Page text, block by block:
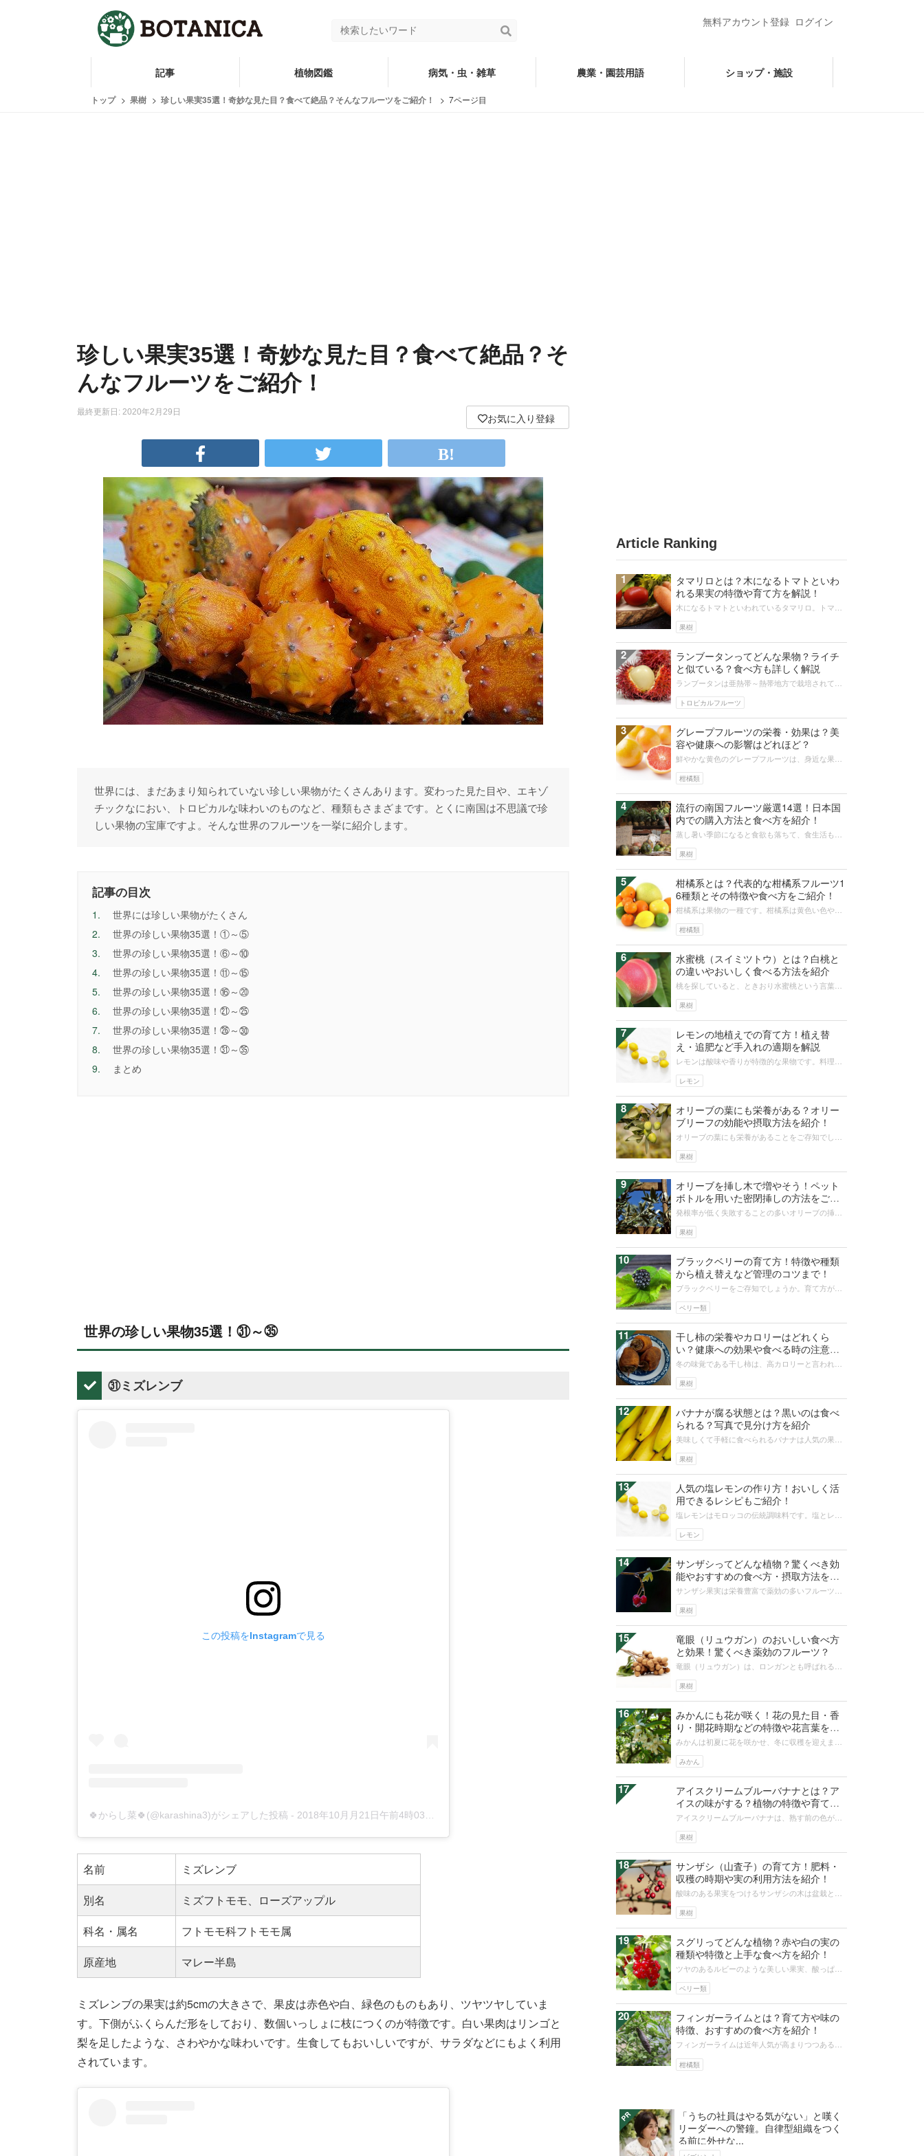
無料アカウント登録 ログイン
記事 植物図鑑 病気・虫・雑草 農業・園芸用語 ショップ・施設
トップ 果樹 珍しい果実35選！奇妙な見た目？食べて絶品？そんなフルーツをご紹介！ 7ページ目
珍しい果実35選！奇妙な見た目？食べて絶品？そ
んなフルーツをご紹介！
最終更新日: 2020年2月29日
お気に入り登録
世界には、まだあまり知られていない珍しい果物がたくさんあります。変わった見た目や、エキゾ
チックなにおい、トロピカルな味わいのものなど、種類もさまざまです。とくに南国は不思議で珍
しい果物の宝庫ですよ。そんな世界のフルーツを一挙に紹介します。
記事の目次
1.
世界には珍しい果物がたくさん
2.
世界の珍しい果物35選！①～⑤
3.
世界の珍しい果物35選！⑥～⑩
4.
世界の珍しい果物35選！⑪～⑮
5.
世界の珍しい果物35選！⑯～⑳
6.
世界の珍しい果物35選！㉑～㉕
7.
世界の珍しい果物35選！㉖～㉚
8.
世界の珍しい果物35選！㉛～㉟
9.
まとめ
世界の珍しい果物35選！㉛～㉟
㉛ミズレンブ
この投稿をInstagramで見る
🍀からし菜🍀(@karashina3)がシェアした投稿 - 2018年10月月21日午前4時03分PDT
名前
ミズレンブ
別名
ミズフトモモ、ローズアップル
科名・属名
フトモモ科フトモモ属
原産地
マレー半島
ミズレンブの果実は約5cmの大きさで、果皮は赤色や白、緑色のものもあり、ツヤツヤしていま
す。下側がふくらんだ形をしており、数個いっしょに枝につくのが特徴です。白い果肉はリンゴと
梨を足したような、さわやかな味わいです。生食してもおいしいですが、サラダなどにもよく利用
されています。
Article Ranking
1
果樹
タマリロとは？木になるトマトといわ
れる果実の特徴や育て方を解説！
木になるトマトといわれているタマリロ。トマト
議な果実、タマリロの特徴や食べ方を...
2
トロピカルフルーツ
ランブータンってどんな果物？ライチ
と似ている？食べ方も詳しく解説
ランブータンは亜熱帯～熱帯地方で栽培されてい
れられないかもしれません。ランブー...
3
柑橘類
グレープフルーツの栄養・効果は？美
容や健康への影響はどれほど？
鮮やかな黄色のグレープフルーツは、身近な果物
が含まれており、グレープフルーツも...
4
果樹
流行の南国フルーツ厳選14選！日本国
内での購入方法と食べ方を紹介！
蒸し暑い季節になると食欲も落ちて、食生活も乱
南国フルーツです。SNS映えな珍し...
5
柑橘類
柑橘系とは？代表的な柑橘系フルーツ1
6種類とその特徴や食べ方をご紹介！
柑橘系は果物の一種です。柑橘系は黄色い色やオ
ざまです。今回の記事では、16種類...
6
果樹
水蜜桃（スイミツトウ）とは？白桃と
の違いやおいしく食べる方法を紹介
桃を探していると、ときおり水蜜桃という言葉を
種や白桃との違いが気になる方も多い...
7
レモン
レモンの地植えでの育て方！植え替
え・追肥など手入れの適期を解説
レモンは酸味や香りが特徴的な果物です。料理や
は難しくありません。家庭菜園で育て...
8
果樹
オリーブの葉にも栄養がある？オリー
ブリーフの効能や摂取方法を紹介！
オリーブの葉にも栄養があることをご存知でしょ
た成分が多く含まれ、さまざまな効能...
9
果樹
オリーブを挿し木で増やそう！ペット
ボトルを用いた密閉挿しの方法をご紹
介！
発根率が低く失敗することの多いオリーブの挿し
簡単に出来る密閉挿しのやり方につい...
10
ベリー類
ブラックベリーの育て方！特徴や種類
から植え替えなど管理のコツまで！
ブラックベリーをご存知でしょうか。育て方が簡
人気上昇中の果実です。今回はブラッ...
11
果樹
干し柿の栄養やカロリーはどれくら
い？健康への効果や食べる時の注意点
をご紹介！
冬の味覚である干し柿は、高カロリーと言われま
にいい食べ物です。しかし実際のとこ...
12
果樹
バナナが腐る状態とは？黒いのは食べ
られる？写真で見分け方を紹介
美味しくて手軽に食べられるバナナは人気の果物
ことがあります。そこで、バナナが腐...
13
レモン
人気の塩レモンの作り方！おいしく活
用できるレシピもご紹介！
塩レモンはモロッコの伝統調味料です。塩とレモ
その味わいは奥深く、料理にやさしい...
14
果樹
サンザシってどんな植物？驚くべき効
能やおすすめの食べ方・摂取方法を紹
介！
サンザシ果実は栄養豊富で薬効の多いフルーツで
きだすためのサンザシ酒の飲み方や作...
15
果樹
竜眼（リュウガン）のおいしい食べ方
と効果！驚くべき薬効のフルーツ？
竜眼（リュウガン）は、ロンガンとも呼ばれる果
般的ですが、薬用としても利用されま...
16
みかん
みかんにも花が咲く！花の見た目・香
り・開花時期などの特徴や花言葉を紹
介
みかんは初夏に花を咲かせ、冬に収穫を迎えま
楚な雰囲気と甘美な香りがとても魅力的...
17
果樹
アイスクリームブルーバナナとは？ア
イスの味がする？植物の特徴や育て
方！
アイスクリームブルーバナナは、熟す前の色が青
とおり、果実がアイスクリームのよう...
18
果樹
サンザシ（山査子）の育て方！肥料・
収穫の時期や実の利用方法を紹介！
酸味のある果実をつけるサンザシの木は盆栽とし
す。そんなサンザシの種まき、肥料、...
19
ベリー類
スグリってどんな植物？赤や白の実の
種類や特徴と上手な食べ方を紹介！
ツヤのあるルビーのような美しい果実、酸っぱい
して活躍します。宝石のような赤スグ...
20
柑橘類
フィンガーライムとは？育て方や味の
特徴、おすすめの食べ方を紹介！
フィンガーライムは近年人気が高まりつつある果
ルのような特徴的な形をしています。...
「うちの社員はやる気がない」と嘆く
リーダーへの警鐘。自律型組織をつく
る前に外せな...